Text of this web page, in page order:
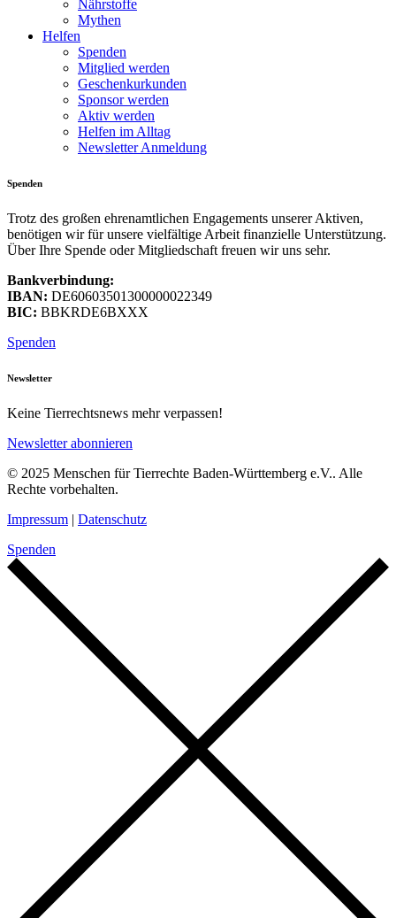
Nährstoffe
Mythen
Helfen
Spenden
Mitglied werden
Geschenkurkunden
Sponsor werden
Aktiv werden
Helfen im Alltag
Newsletter Anmeldung
Spenden
Trotz des großen ehrenamtlichen Engagements unserer Aktiven,
benötigen wir für unsere vielfältige Arbeit finanzielle Unterstützung.
Über Ihre Spende oder Mitgliedschaft freuen wir uns sehr.
Bankverbindung:
IBAN: DE60603501300000022349
BIC: BBKRDE6BXXX
Spenden
Newsletter
Keine Tierrechtsnews mehr verpassen!
Newsletter abonnieren
© 2025 Menschen für Tierrechte Baden-Württemberg e.V.. Alle
Rechte vorbehalten.
Impressum | Datenschutz
Spenden